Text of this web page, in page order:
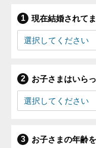
現在結婚されてま
お子さまはいら
お子さまの年齢